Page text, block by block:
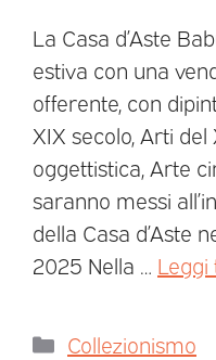
La Casa d’Aste
estiva con una
offerente, con
XIX secolo, Arti del
oggettistica, Arte
saranno messi
della Casa d’Aste
2025 Nella … Leggi
Collezionismo